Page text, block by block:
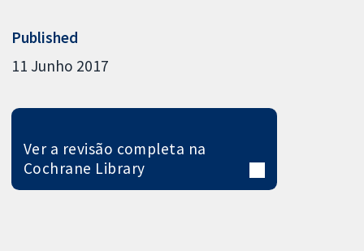
Published
11 Junho 2017
Ver a revisão completa na
Cochrane Library